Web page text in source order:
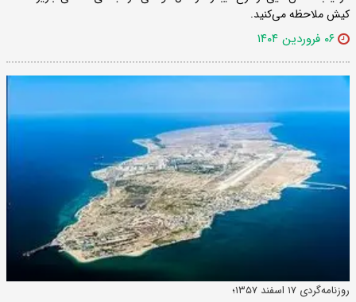
کیش ملاحظه می‌کنید.
۰۶ فروردین ۱۴۰۴
روزنامه‌گردی ۱۷ اسفند ۱۳۵۷؛